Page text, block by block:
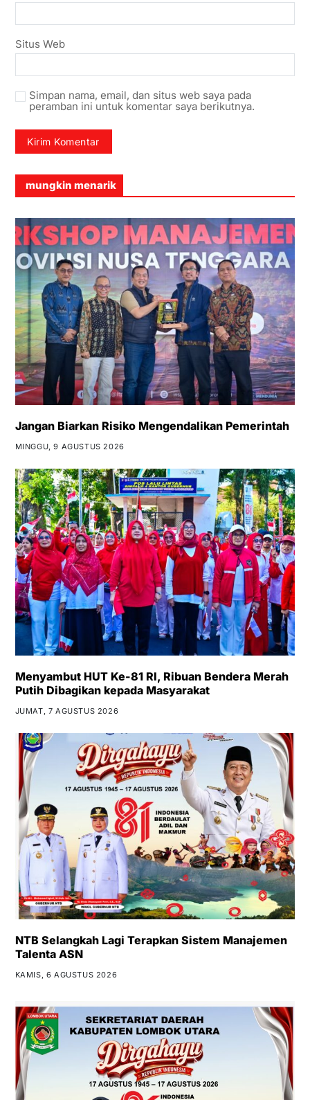
Situs Web
Simpan nama, email, dan situs web saya pada
peramban ini untuk komentar saya berikutnya.
mungkin menarik
Jangan Biarkan Risiko Mengendalikan Pemerintah
MINGGU, 9 AGUSTUS 2026
Menyambut HUT Ke-81 RI, Ribuan Bendera Merah
Putih Dibagikan kepada Masyarakat
JUMAT, 7 AGUSTUS 2026
NTB Selangkah Lagi Terapkan Sistem Manajemen
Talenta ASN
KAMIS, 6 AGUSTUS 2026